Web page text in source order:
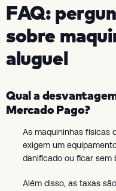
FAQ:
sobre
aluguel
Qual a
Mercado Pago?
As maquininhas físicas
exigem um
danificado ou ficar sem
Além disso, as taxas